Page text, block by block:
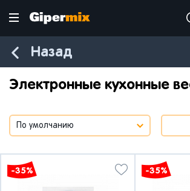
Назад
Электронные кухонные
-35% -35%